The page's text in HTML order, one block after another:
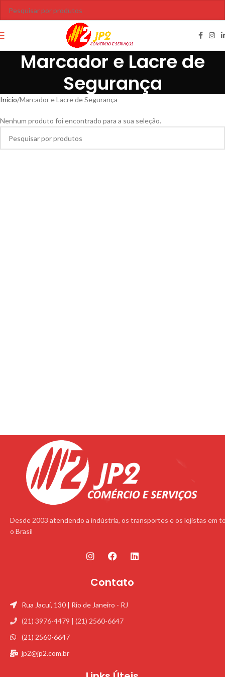
Marcador e Lacre de
Segurança
Início Marcador e Lacre de Segurança
Nenhum produto foi encontrado para a sua seleção.
Desde 2003 atendendo a indústria, os transportes e os lojistas em
o Brasil
Contato
Rua Jacuí, 130 | Rio de Janeiro - RJ
(21) 3976-4479 | (21) 2560-6647
(21) 2560-6647
jp2@jp2.com.br